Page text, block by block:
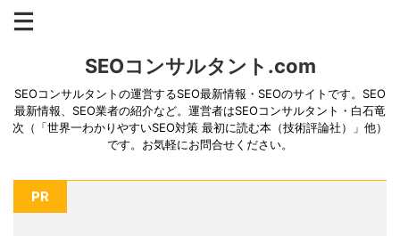
SEOコンサルタント.com
SEOコンサルタントの運営するSEO最新情報・SEOのサイトです。SEO
最新情報、SEO業者の紹介など。運営者はSEOコンサルタント・白石竜
次（「世界一わかりやすいSEO対策 最初に読む本（技術評論社）」他）
です。お気軽にお問合せください。
PR